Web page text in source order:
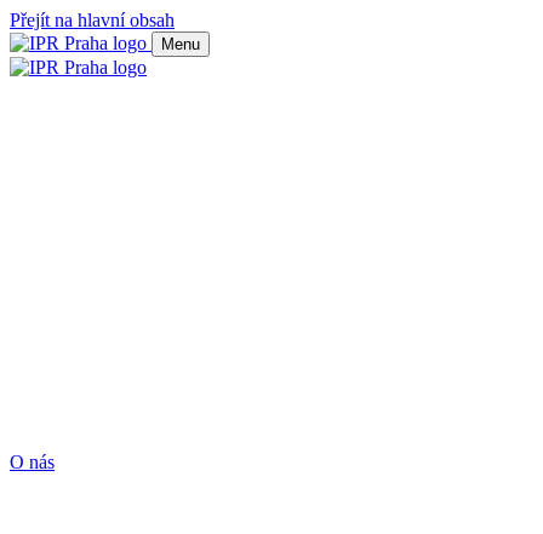
Přejít na hlavní obsah
Menu
O nás